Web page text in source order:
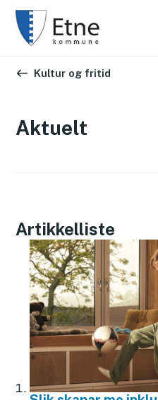
Du er her:
Kultur og fritid
Aktuelt
Artikkelliste